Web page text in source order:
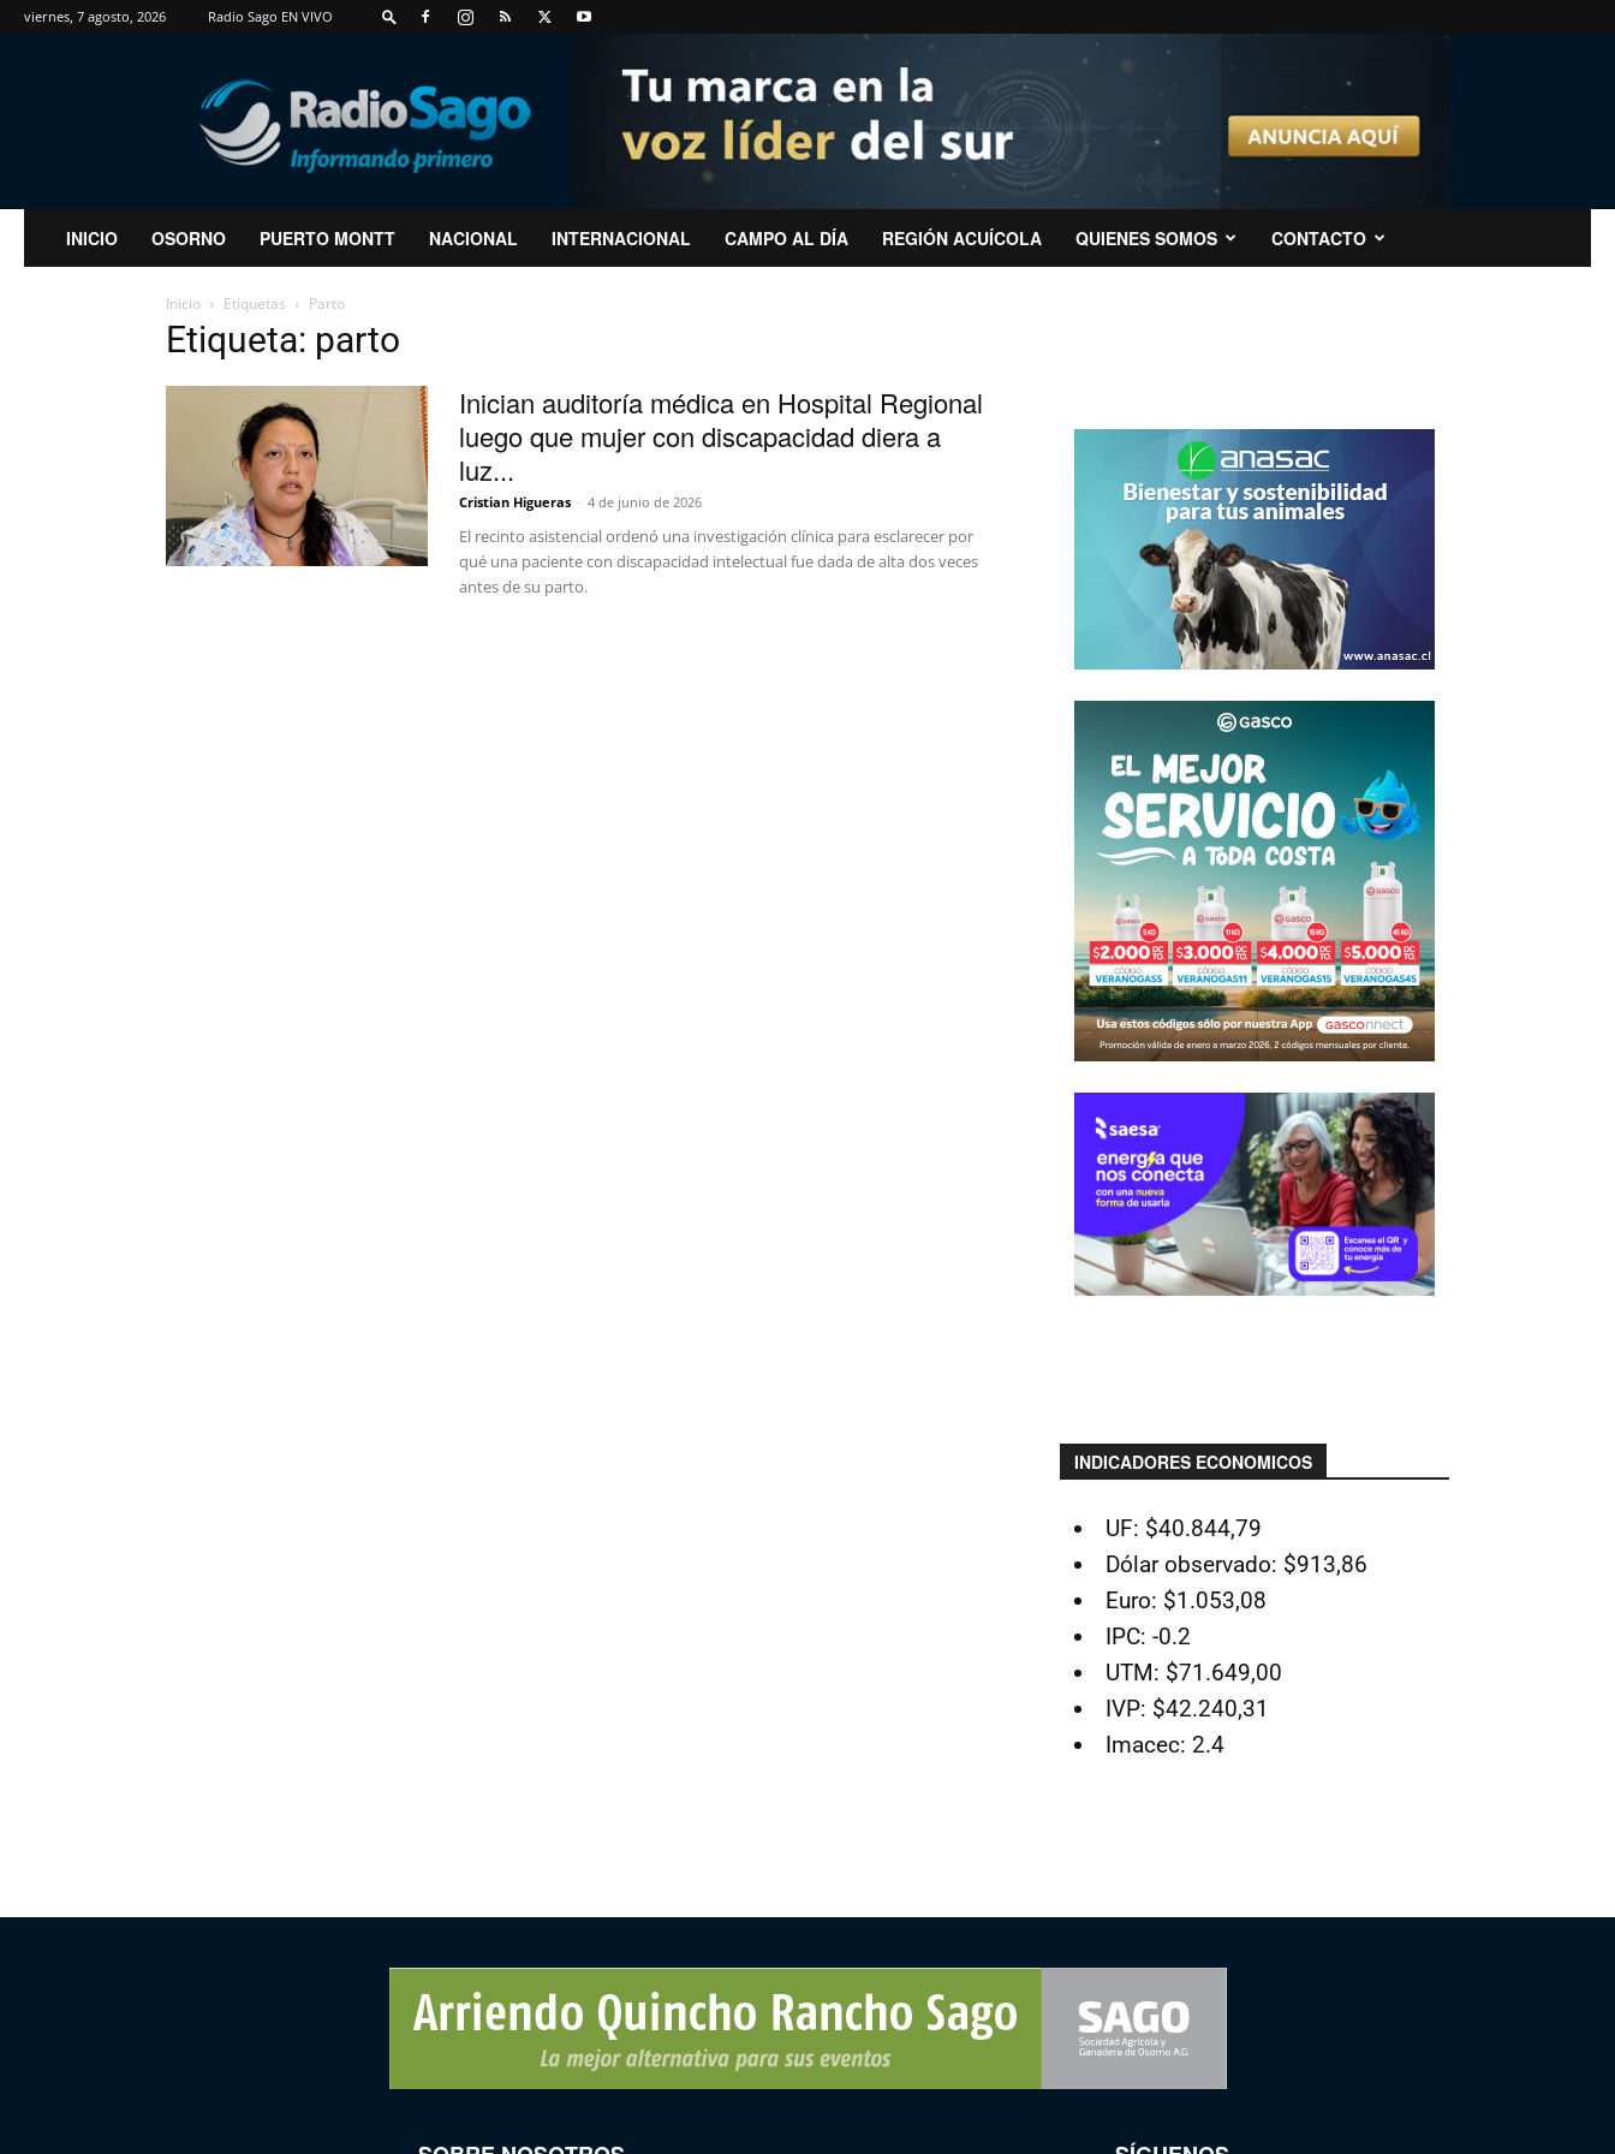
viernes, 7 agosto, 2026 Radio Sago EN VIVO
RadioSago
INICIO OSORNO PUERTO MONTT NACIONAL INTERNACIONAL CAMPO AL DÍA REGIÓN ACUÍCOLA QUIENES SOMOS CONTACTO
Inicio Etiquetas Parto
Etiqueta: parto
Inician auditoría médica en Hospital Regional
luego que mujer con discapacidad diera a
luz...
Cristian Higueras - 4 de junio de 2026
El recinto asistencial ordenó una investigación clínica para esclarecer por
qué una paciente con discapacidad intelectual fue dada de alta dos veces
antes de su parto.
INDICADORES ECONOMICOS
UF: $40.844,79
Dólar observado: $913,86
Euro: $1.053,08
IPC: -0.2
UTM: $71.649,00
IVP: $42.240,31
Imacec: 2.4